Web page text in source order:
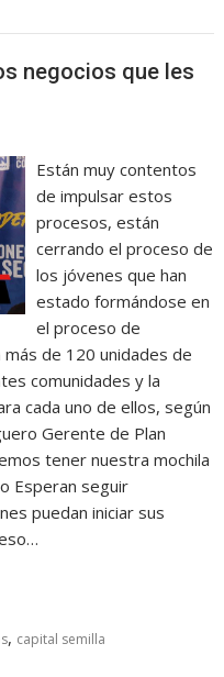
negocios que les
Están muy contentos
de impulsar estos
procesos, están
cerrando el proceso de
los jóvenes que han
estado formándose en
el proceso de
de 120 unidades de
comunidades y la
cada uno de ellos, según
Gerente de Plan
tener nuestra mochila
Esperan seguir
puedan iniciar sus
, capital semilla